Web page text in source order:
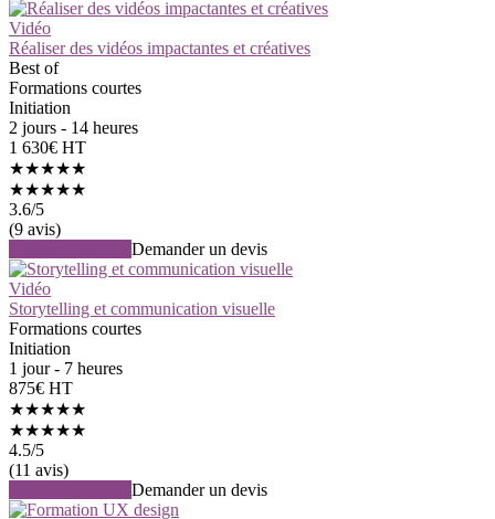
Vidéo
Réaliser des vidéos impactantes et créatives
Best of
Formations courtes
Initiation
2 jours - 14 heures
1 630€ HT
★★★★★
★★★★★
3.6/5
(9 avis)
Demander un devis
Vidéo
Storytelling et communication visuelle
Formations courtes
Initiation
1 jour - 7 heures
875€ HT
★★★★★
★★★★★
4.5/5
(11 avis)
Demander un devis